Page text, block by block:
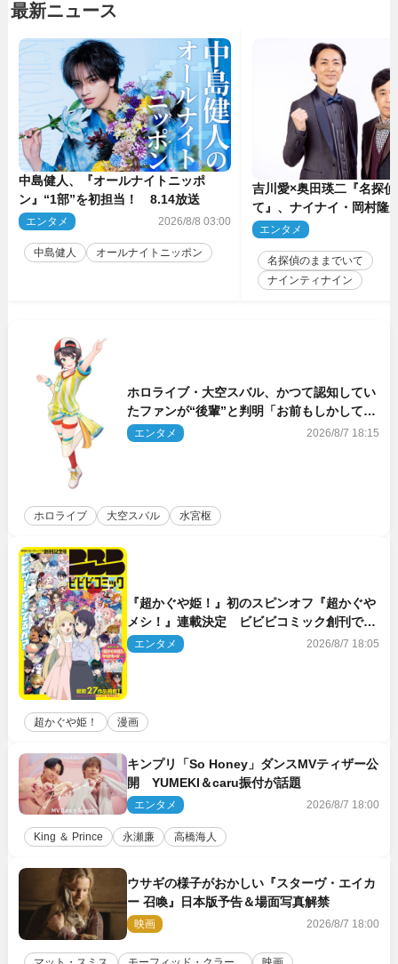
最新ニュース
中島健人、『オールナイトニッポ
ン』“1部”を初担当！ 8.14放送
エンタメ 2026/8/8 03:00
中島健人 オールナイトニッポン
吉川愛×奥田瑛二『名探
て』、ナイナイ・岡村隆
のゲスト出演が決定！
エンタメ
名探偵のままでいて
ナインティナイン
ホロライブ・大空スバル、かつて認知してい
たファンが“後輩”と判明「お前もしかしてあ
のときの？」
エンタメ 2026/8/7 18:15
ホロライブ 大空スバル 水宮枢
『超かぐや姫！』初のスピンオフ『超かぐや
メシ！』連載決定 ビビビコミック創刊で31
作品一挙公開
エンタメ 2026/8/7 18:05
超かぐや姫！ 漫画
キンプリ「So Honey」ダンスMVティザー公
開 YUMEKI＆caru振付が話題
エンタメ 2026/8/7 18:00
King ＆ Prince 永瀬廉 高橋海人
ウサギの様子がおかしい『スターヴ・エイカ
ー 召喚』日本版予告＆場面写真解禁
映画 2026/8/7 18:00